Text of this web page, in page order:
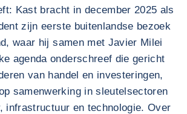
Kast bracht in december 2025 als
zijn eerste buitenlandse bezoek
waar hij samen met Javier Milei
agenda onderschreef die gericht
van handel en investeringen,
samenwerking in sleutelsectoren
infrastructuur en technologie. Over